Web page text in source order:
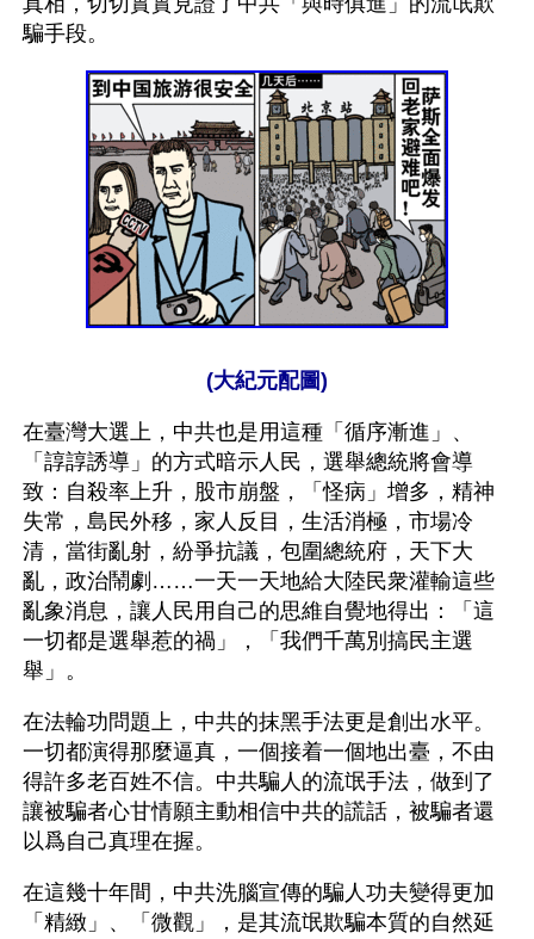
騙手段。
(大紀元配圖)
在臺灣大選上，中共也是用這種「循序漸進」、
「諄諄誘導」的方式暗示人民，選舉總統將會導
致：自殺率上升，股市崩盤，「怪病」增多，精神
失常，島民外移，家人反目，生活消極，市場冷
清，當街亂射，紛爭抗議，包圍總統府，天下大
亂，政治鬧劇……一天一天地給大陸民衆灌輸這些
亂象消息，讓人民用自己的思維自覺地得出：「這
一切都是選舉惹的禍」，「我們千萬別搞民主選
舉」。
在法輪功問題上，中共的抹黑手法更是創出水平。
一切都演得那麼逼真，一個接着一個地出臺，不由
得許多老百姓不信。中共騙人的流氓手法，做到了
讓被騙者心甘情願主動相信中共的謊話，被騙者還
以爲自己真理在握。
在這幾十年間，中共洗腦宣傳的騙人功夫變得更加
「精緻」、「微觀」，是其流氓欺騙本質的自然延